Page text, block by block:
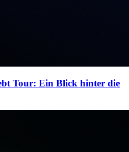
Tour: Ein Blick hinter die